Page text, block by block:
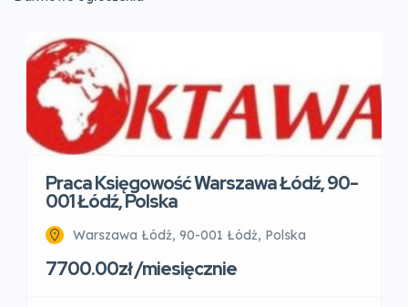
Praca Księgowość Warszawa Łódź, 90-
001 Łódź, Polska
Warszawa Łódź, 90-001 Łódź, Polska
7700.00zł /miesięcznie